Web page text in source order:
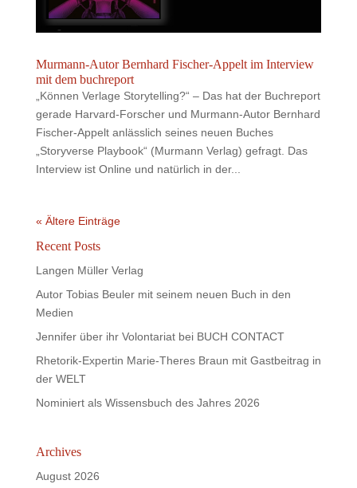
Murmann-Autor Bernhard Fischer-Appelt im Interview
mit dem buchreport
„Können Verlage Storytelling?“ – Das hat der Buchreport
gerade Harvard-Forscher und Murmann-Autor Bernhard
Fischer-Appelt anlässlich seines neuen Buches
„Storyverse Playbook“ (Murmann Verlag) gefragt. Das
Interview ist Online und natürlich in der...
« Ältere Einträge
Recent Posts
Langen Müller Verlag
Autor Tobias Beuler mit seinem neuen Buch in den
Medien
Jennifer über ihr Volontariat bei BUCH CONTACT
Rhetorik-Expertin Marie-Theres Braun mit Gastbeitrag in
der WELT
Nominiert als Wissensbuch des Jahres 2026
Archives
August 2026